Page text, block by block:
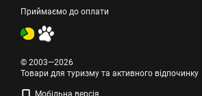
Приймаємо до оплати
© 2003—2026
Товари для туризму та активного відпочинку
Мобільна версія